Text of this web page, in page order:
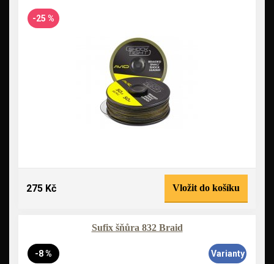
-25 %
275 Kč Vložit do košíku
Sufix šňůra 832 Braid
-8 % Varianty